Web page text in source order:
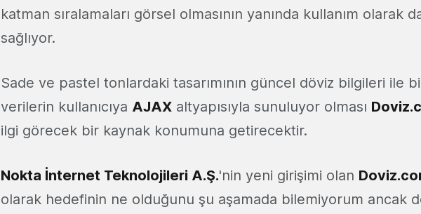
katman sıralamaları görsel olmasının yanında kullanım olarak
sağlıyor.
Sade ve pastel tonlardaki tasarımının güncel döviz bilgileri ile
verilerin kullanıcıya AJAX altyapısıyla sunuluyor olması
ilgi görecek bir kaynak konumuna getirecektir.
Nokta İnternet Teknolojileri A.Ş.'nin yeni girişimi olan
olarak hedefinin ne olduğunu şu aşamada bilemiyorum ancak